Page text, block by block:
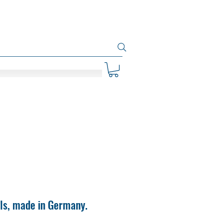
made in Germany.